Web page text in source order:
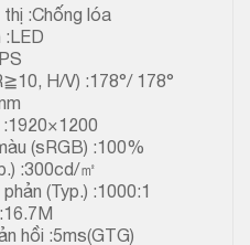
thị :Chống lóa
:LED
H/V) :178°/ 178°
(sRGB) :100%
:300cd/㎡
(Typ.) :1000:1
hồi :5ms(GTG)